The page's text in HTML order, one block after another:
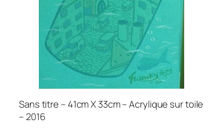
Sans titre – 41cm X 33cm – Acrylique sur toile
– 2016